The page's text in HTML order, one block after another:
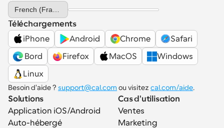
Select Language
Téléchargements
iPhone
Android Chrome
Safari
Bord
Firefox MacOS
Windows
Linux
Besoin d'aide ? support@cal.com ou visitez cal.com/aide.
Solutions
Application iOS/Android
Auto-hébergé
Cas d'utilisation
Ventes
Marketing